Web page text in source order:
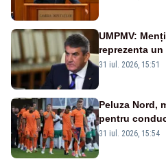
UMPMV:
reprezenta
România.
31 iul. 2026, 15:51
Peluza Nord,
pentru
rușinoasă din
31 iul. 2026, 15:54